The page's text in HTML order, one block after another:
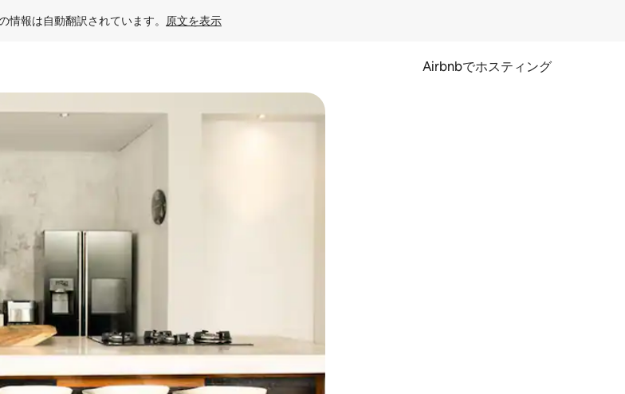
情報は自動翻訳されています。 原文を表示
Airbnbでホスティング
タッチまたはスワイプして検索結果を確認することができます。